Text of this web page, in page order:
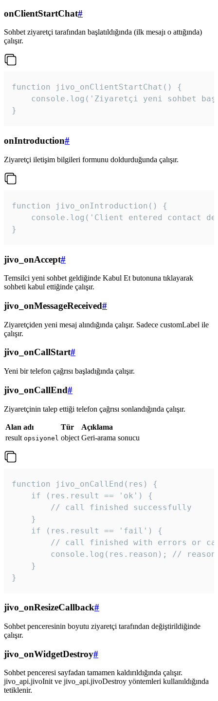
onClientStartChat#
Sohbet ziyaretçi tarafından başlatıldığında (ilk mesajı o attığında)
çalışır.
function jivo_onClientStartChat() {
console.log('Ziyaretçi yeni sohbet
}
onIntroduction#
Ziyaretçi iletişim bilgileri formunu doldurduğunda çalışır.
function jivo_onIntroduction() {
console.log('Client entered contact
}
jivo_onAccept#
Temsilci yeni sohbet geldiğinde Kabul Et butonuna tıklayarak
sohbeti kabul ettiğinde çalışır.
jivo_onMessageReceived#
Ziyaretçiden yeni mesaj alındığında çalışır. Sadece customLabel ile
çalışır.
jivo_onCallStart#
Yeni bir telefon çağrısı başladığında çalışır.
jivo_onCallEnd#
Ziyaretçinin talep ettiği telefon çağrısı sonlandığında çalışır.
Alan adı Tür
Açıklama
result opsiyonel object Geri-arama sonucu
function jivo_onCallEnd(res) {
    if (res.result == 'ok') {
        // call finished successfully
    }
    if (res.result == 'fail') {
// call finished with errors or
console.log(res.reason); //
    }
}
jivo_onResizeCallback#
Sohbet penceresinin boyutu ziyaretçi tarafından değiştirildiğinde
çalışır.
jivo_onWidgetDestroy#
Sohbet penceresi sayfadan tamamen kaldırıldığında çalışır.
jivo_api.jivoInit ve jivo_api.jivoDestroy yöntemleri kullanıldığında
tetiklenir.